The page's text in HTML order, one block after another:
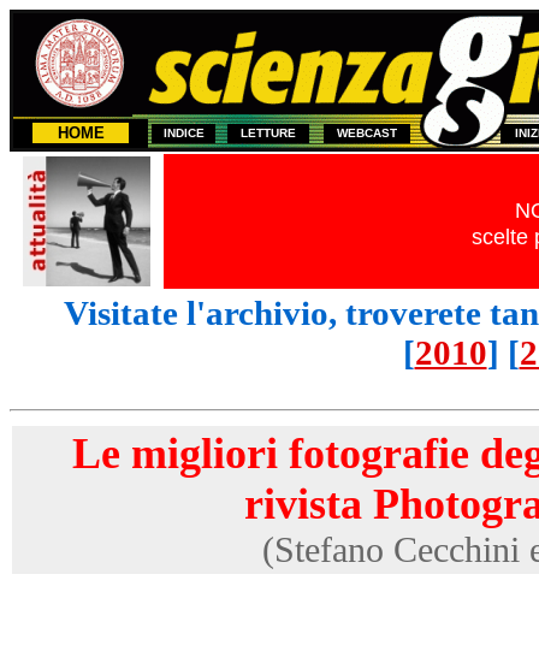
HOME INDICE LETTURE WEBCAST
scelte
Visitate l'archivio, troverete
[2010] [
Le migliori fotografie
rivista
(Stefano Cecchini